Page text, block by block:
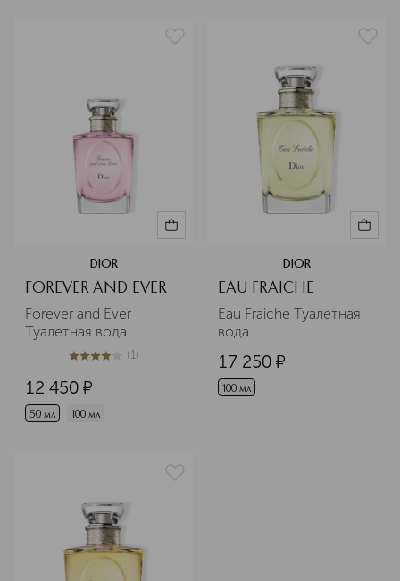
DIOR
FOREVER AND EVER
Forever and Ever
Туалетная вода
4из 51 (1)
12 450 ¤
50 мл 100 мл
DIOR
EAU FRAICHE
Eau Fraiche Туалетная
вода
17 250 ¤
100 мл